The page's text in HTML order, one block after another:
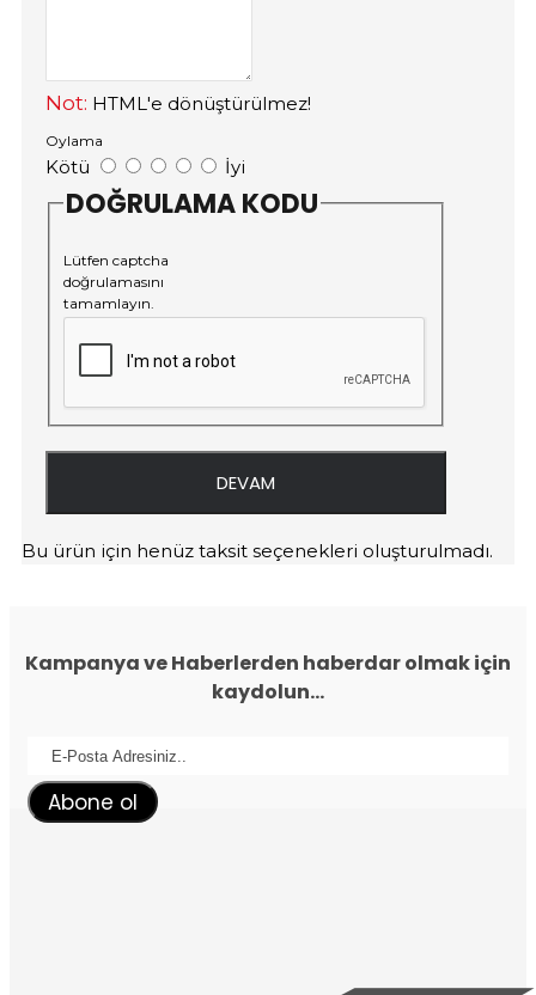
Not: HTML'e dönüştürülmez!
Oylama
Kötü İyi
DOĞRULAMA KODU
Lütfen captcha
doğrulamasını
tamamlayın.
DEVAM
Bu ürün için henüz taksit seçenekleri oluşturulmadı.
Kampanya ve Haberlerden haberdar olmak için
kaydolun...
Abone ol